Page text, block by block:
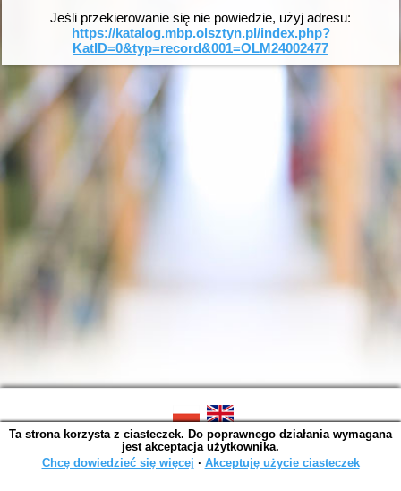
Jeśli przekierowanie się nie powiedzie, użyj adresu:
https://katalog.mbp.olsztyn.pl/index.php?
KatID=0&typ=record&001=OLM24002477
SOWA OPAC v. 6.11.10 (2026-07-24)
Wygenerowano w 0,0034 s.
Ta strona korzysta z ciasteczek. Do poprawnego działania wymagana
jest akceptacja użytkownika.
Chcę dowiedzieć się więcej ∙ Akceptuję użycie ciasteczek